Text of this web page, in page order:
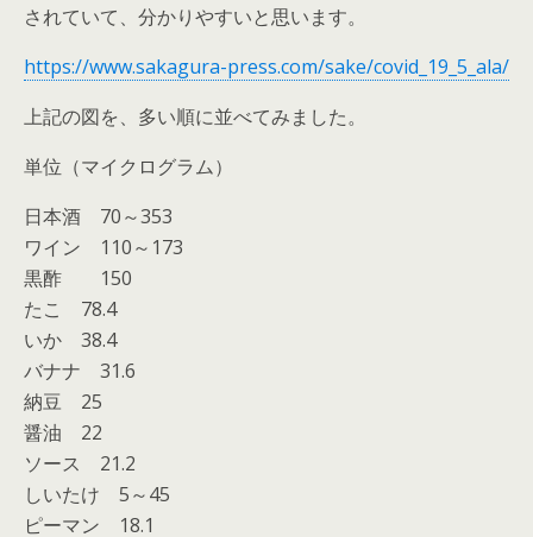
されていて、分かりやすいと思います。
https://www.sakagura-press.com/sake/covid_19_5_ala/
上記の図を、多い順に並べてみました。
単位（マイクログラム）
日本酒 70～353
ワイン 110～173
黒酢 150
たこ 78.4
いか 38.4
バナナ 31.6
納豆 25
醤油 22
ソース 21.2
しいたけ 5～45
ピーマン 18.1